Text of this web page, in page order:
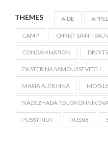
THÈMES AIDE APPEL
CAMP CHRIST SAINT-
CONDAMNATION
EKATERINA SAMOUSSEVITCH
MARIA ALEKHINA
NADEZHADA
PUSSY RIOT RUSSIE